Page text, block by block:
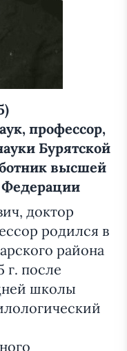
профессор,
Бурятской
высшей
доктор
родился в
района
г. после
школы